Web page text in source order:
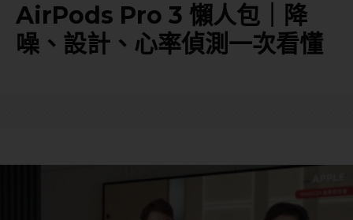
AirPods Pro 3 懶人包｜降
噪、設計、心率偵測一次看懂